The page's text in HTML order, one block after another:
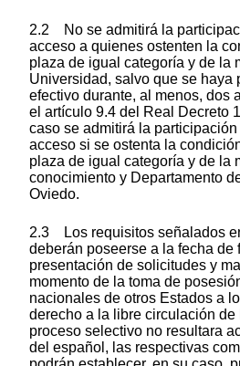
2.2 No se admitirá la
acceso a quienes ostenten la
plaza de igual categoría y de la
Universidad, salvo que se haya
efectivo durante, al menos, dos
el artículo 9.4 del Real Decreto
caso se admitirá la
acceso si se ostenta la
plaza de igual categoría y de la
conocimiento y Departamento
Oviedo.
2.3 Los requisitos señalados
deberán poseerse a la fecha
presentación de solicitudes y
momento de la toma de
nacionales de otros Estados a
derecho a la libre circulación de
proceso selectivo no resultara
del español, las respectivas